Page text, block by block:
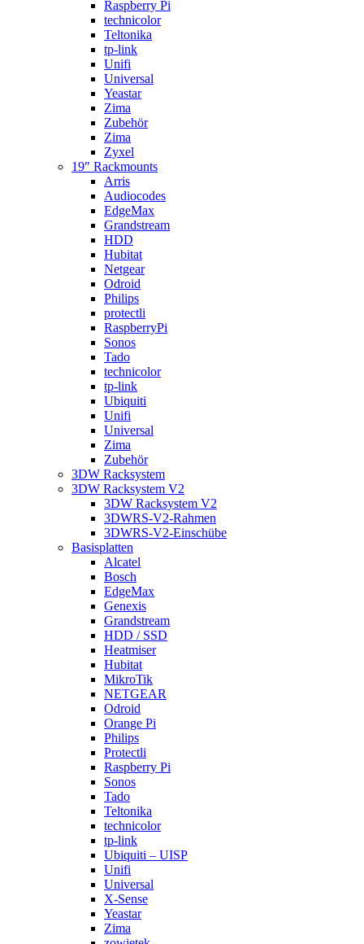
Raspberry Pi
technicolor
Teltonika
tp-link
Unifi
Universal
Yeastar
Zima
Zubehör
Zima
Zyxel
19″ Rackmounts
Arris
Audiocodes
EdgeMax
Grandstream
HDD
Hubitat
Netgear
Odroid
Philips
protectli
RaspberryPi
Sonos
Tado
technicolor
tp-link
Ubiquiti
Unifi
Universal
Zima
Zubehör
3DW Racksystem
3DW Racksystem V2
3DW Racksystem V2
3DWRS-V2-Rahmen
3DWRS-V2-Einschübe
Basisplatten
Alcatel
Bosch
EdgeMax
Genexis
Grandstream
HDD / SSD
Heatmiser
Hubitat
MikroTik
NETGEAR
Odroid
Orange Pi
Philips
Protectli
Raspberry Pi
Sonos
Tado
Teltonika
technicolor
tp-link
Ubiquiti – UISP
Unifi
Universal
X-Sense
Yeastar
Zima